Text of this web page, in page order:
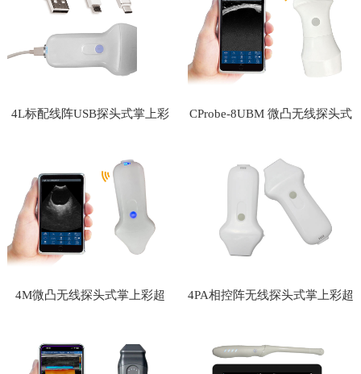
4L标配线阵USB探头式掌上彩 CProbe-8UBM 微凸无线探头式
掌上彩超
4M微凸无线探头式掌上彩超 4PA相控阵无线探头式掌上彩超